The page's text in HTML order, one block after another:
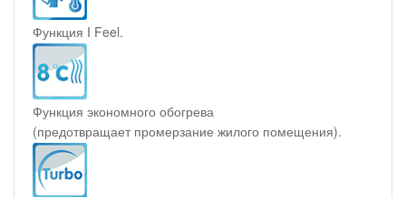
Функция I Feel.
Функция экономного обогрева
(предотвращает промерзание жилого помещения).